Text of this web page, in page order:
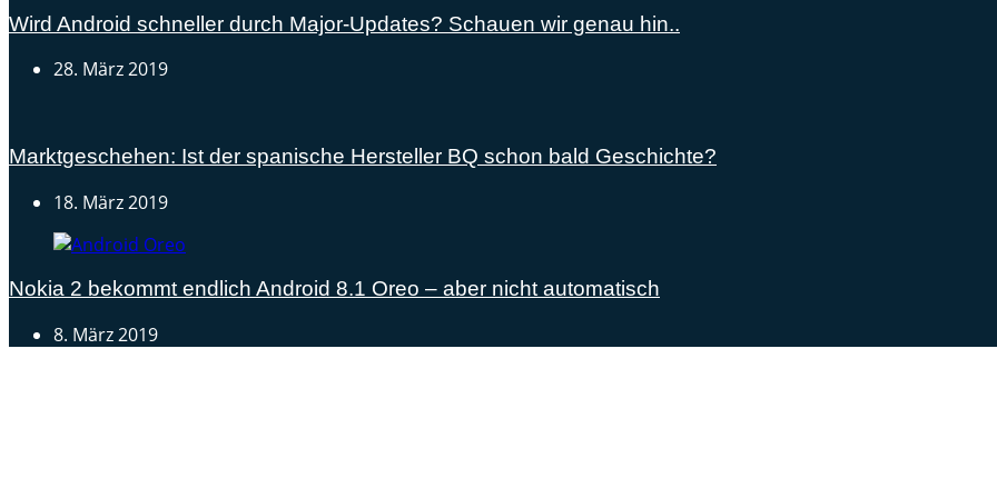
Wird Android schneller durch Major-Updates? Schauen wir genau hin..
28. März 2019
Marktgeschehen: Ist der spanische Hersteller BQ schon bald Geschichte?
18. März 2019
Nokia 2 bekommt endlich Android 8.1 Oreo – aber nicht automatisch
8. März 2019